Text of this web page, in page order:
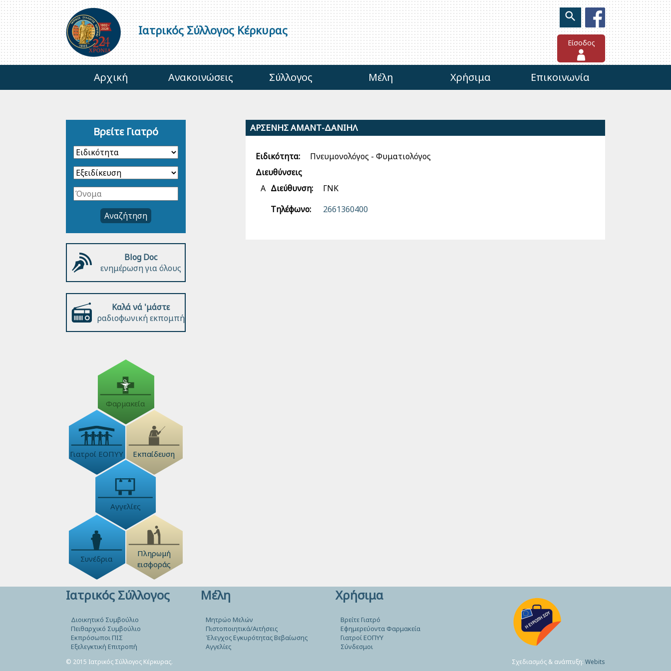
Ιατρικός Σύλλογος Κέρκυρας
Είσοδος
Αρχική Ανακοινώσεις Σύλλογος Μέλη Χρήσιμα Επικοινωνία
ΑΡΣΕΝΗΣ ΑΜΑΝΤ-ΔΑΝΙΗΛ
Ειδικότητα:
Πνευμονολόγος - Φυματιολόγος
Διευθύνσεις
Α Διεύθυνση:
ΓΝΚ
Τηλέφωνο:
2661360400
Βρείτε Γιατρό
Αναζήτηση
Blog Doc
ενημέρωση για όλους
Καλά νά 'μάστε
ραδιοφωνική εκπομπή
Φαρμακεία
Γιατροί ΕΟΠΥΥ Εκπαίδευση
Αγγελίες
Συνέδρια
Πληρωμή
εισφοράς
Ιατρικός Σύλλογος
Διοικητικό Συμβούλιο
Πειθαρχικό Συμβούλιο
Εκπρόσωποι ΠΙΣ
Εξελεγκτική Επιτροπή
Μέλη
Μητρώο Μελών
Πιστοποιητικά/Αιτήσεις
Έλεγχος Εγκυρότητας Βεβαίωσης
Αγγελίες
Χρήσιμα
Βρείτε Γιατρό
Εφημερεύοντα Φαρμακεία
Γιατροί ΕΟΠΥΥ
Σύνδεσμοι
© 2015 Ιατρικός Σύλλογος Κέρκυρας. Σχεδιασμός & ανάπτυξη: Webits